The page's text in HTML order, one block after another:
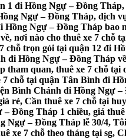
1 đi Hồng Ngự – Đồng
Ngự – Đồng Tháp, dịch
Hồng Ngự – Đồng Tháp
nơi nào cho thuê xe 7 chỗ
chỗ trọn gói tại quận 12 đi
đi Hồng Ngự – Đồng Tháp
tham quan, thuê xe 7 chỗ
chỗ tại quận Tân Bình đi
Bình Chánh đi Hồng Ngự
rẻ, Cần thuê xe 7 chỗ tại
– Đồng Tháp 1 chiều, giá
Ngự – Đồng Tháp lễ 30/4,
xe 7 chỗ theo tháng tại sg,